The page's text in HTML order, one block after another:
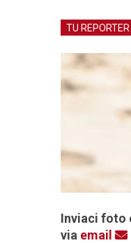
TU REPORTER
Inviaci foto
via email